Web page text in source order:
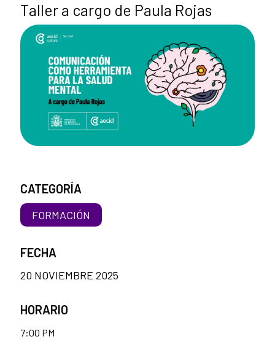
Taller a cargo de Paula Rojas
CATEGORÍA
FORMACIÓN
FECHA
20 NOVIEMBRE 2025
HORARIO
7:00 PM